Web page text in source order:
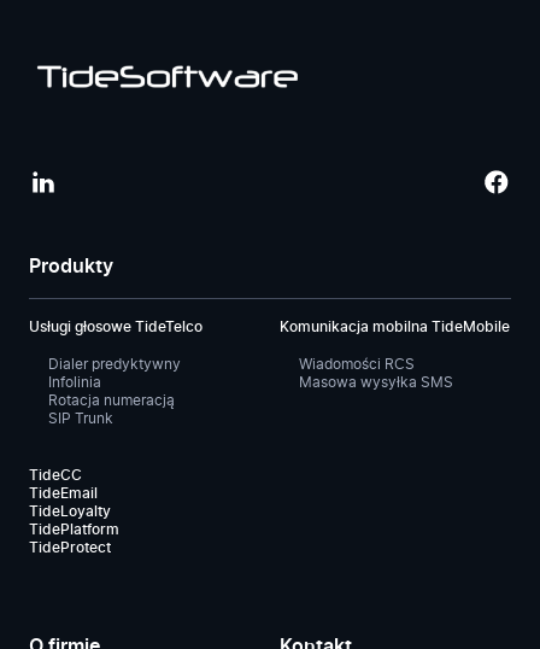
Produkty
Usługi głosowe TideTelco
Dialer predyktywny
Infolinia
Rotacja numeracją
SIP Trunk
Komunikacja mobilna TideMobile
Wiadomości RCS
Masowa wysyłka SMS
TideCC
TideEmail
TideLoyalty
TidePlatform
TideProtect